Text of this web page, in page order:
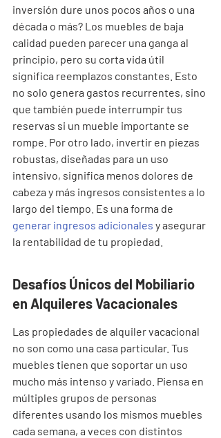
inversión dure unos pocos años o una
década o más? Los muebles de baja
calidad pueden parecer una ganga al
principio, pero su corta vida útil
significa reemplazos constantes. Esto
no solo genera gastos recurrentes, sino
que también puede interrumpir tus
reservas si un mueble importante se
rompe. Por otro lado, invertir en piezas
robustas, diseñadas para un uso
intensivo, significa menos dolores de
cabeza y más ingresos consistentes a lo
largo del tiempo. Es una forma de
generar ingresos adicionales y asegurar
la rentabilidad de tu propiedad.
Desafíos Únicos del Mobiliario
en Alquileres Vacacionales
Las propiedades de alquiler vacacional
no son como una casa particular. Tus
muebles tienen que soportar un uso
mucho más intenso y variado. Piensa en
múltiples grupos de personas
diferentes usando los mismos muebles
cada semana, a veces con distintos